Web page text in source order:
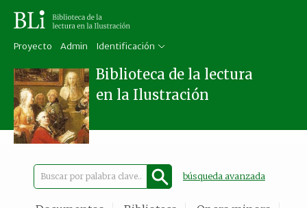
Proyecto Admin Identificación
Biblioteca de la lectura
en la Ilustración
búsqueda avanzada